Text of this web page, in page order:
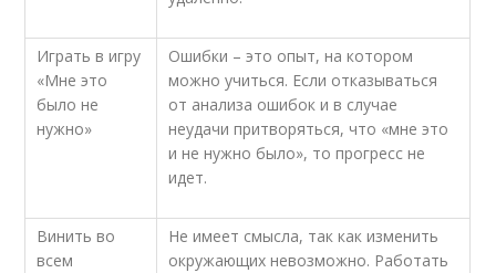
Играть в игру
«Мне это
было не
нужно»
Ошибки – это опыт, на котором
можно учиться. Если отказываться
от анализа ошибок и в случае
неудачи притворяться, что «мне это
и не нужно было», то прогресс не
идет.
Винить во
всем
Не имеет смысла, так как изменить
окружающих невозможно. Работать